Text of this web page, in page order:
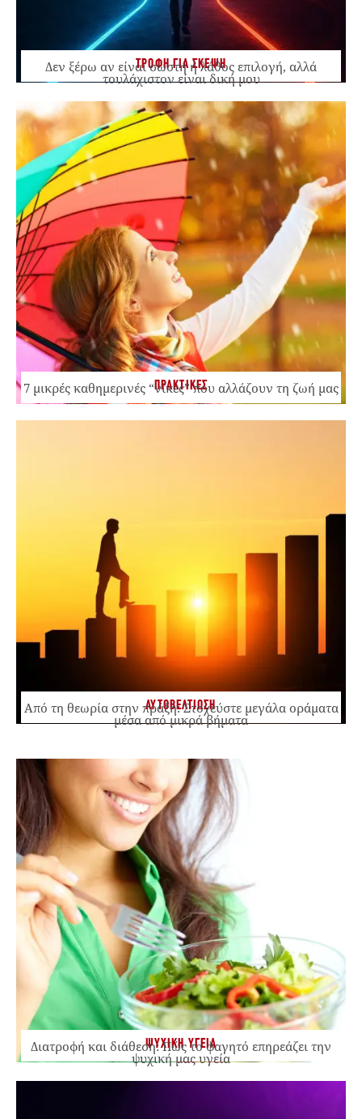
ΤΡΟΦΗ ΓΙΑ ΣΚΕΨΗ
Δεν ξέρω αν είναι σωστή ή λάθος επιλογή, αλλά
τουλάχιστον είναι δική μου
ΠΡΑΚΤΙΚΕΣ
7 μικρές καθημερινές “νίκες” που αλλάζουν τη ζωή μας
ΑΥΤΟΒΕΛΤΙΩΣΗ
Από τη θεωρία στην πράξη: Στοχεύστε μεγάλα οράματα
μέσα από μικρά βήματα
ΨΥΧΙΚΗ ΥΓΕΙΑ
Διατροφή και διάθεση: Πώς το φαγητό επηρεάζει την
ψυχική μας υγεία